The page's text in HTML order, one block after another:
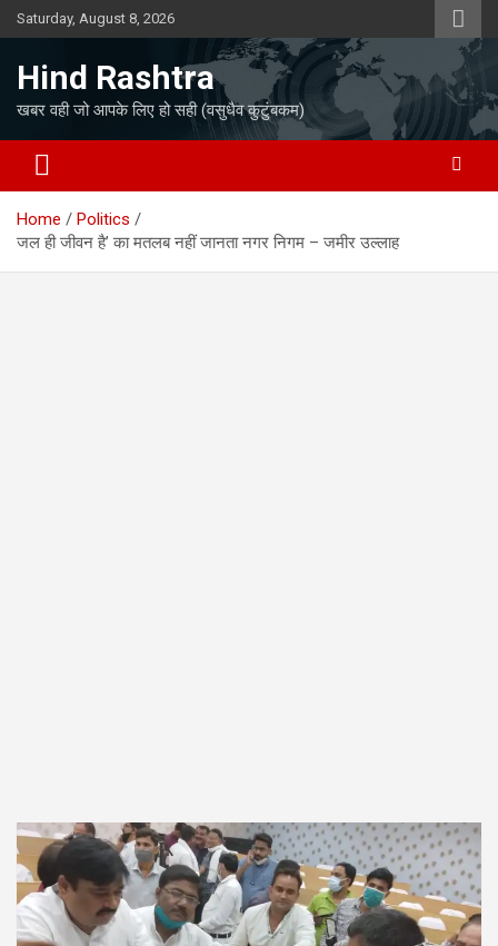
Skip
to
Saturday, August 8, 2026
Hind Rashtra
खबर वही जो आपके लिए हो सही (वसुधैव कुटुंबकम)
Home
Politics
जल ही जीवन है’ का मतलब नहीं जानता नगर निगम – जमीर उल्लाह